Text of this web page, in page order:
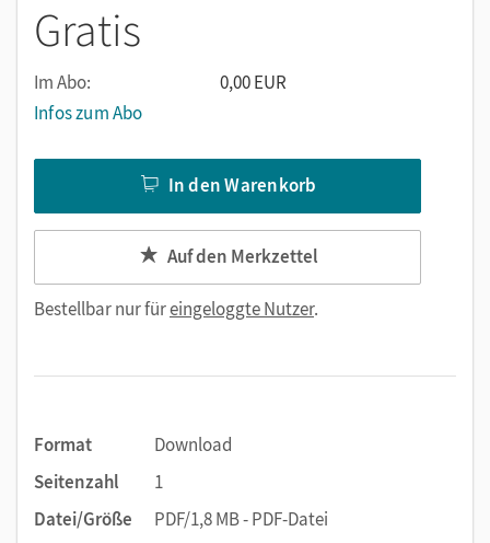
Gratis
Im Abo:
0,00 EUR
Infos zum Abo
In den Warenkorb
Auf den Merkzettel
Bestellbar nur füreingeloggte Nutzer.
Format
Download
Seitenzahl
1
Datei/Größe
PDF/1,8 MB - PDF-Datei